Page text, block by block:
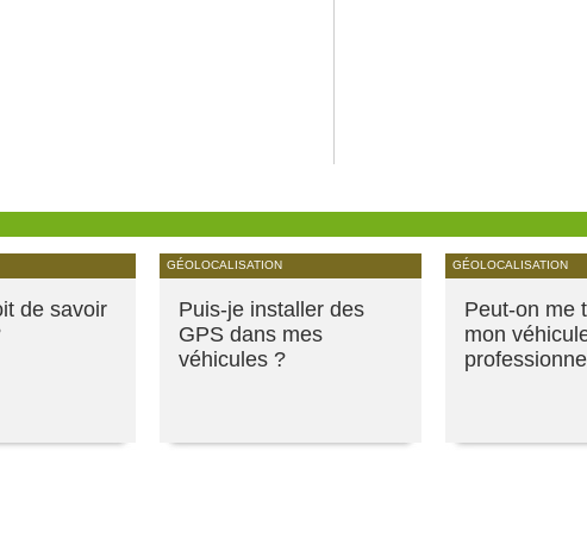
de savoir
GÉOLOCALISATION
Puis-je installer des
GPS dans mes
véhicules ?
GÉOLOCALISATION
Peut-on me
mon